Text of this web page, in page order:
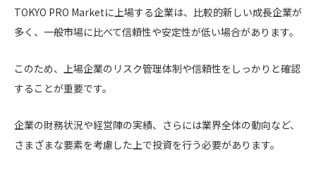
TOKYO PRO Marketに上場する企業は、比較的新しい成長企業が
多く、一般市場に比べて信頼性や安定性が低い場合があります。
このため、上場企業のリスク管理体制や信頼性をしっかりと確認
することが重要です。
企業の財務状況や経営陣の実績、さらには業界全体の動向など、
さまざまな要素を考慮した上で投資を行う必要があります。